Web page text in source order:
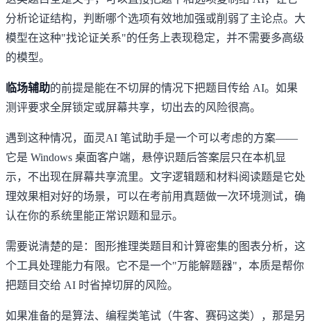
分析论证结构，判断哪个选项有效地加强或削弱了主论点。大
模型在这种"找论证关系"的任务上表现稳定，并不需要多高级
的模型。
临场辅助的前提是能在不切屏的情况下把题目传给 AI。如果
测评要求全屏锁定或屏幕共享，切出去的风险很高。
遇到这种情况， 面灵AI 笔试助手是一个可以考虑的方案——
它是 Windows 桌面客户端，悬停识题后答案层只在本机显
示，不出现在屏幕共享流里。文字逻辑题和材料阅读题是它处
理效果相对好的场景，可以在考前用真题做一次环境测试，确
认在你的系统里能正常识题和显示。
需要说清楚的是：图形推理类题目和计算密集的图表分析，这
个工具处理能力有限。它不是一个"万能解题器"，本质是帮你
把题目交给 AI 时省掉切屏的风险。
如果准备的是算法、编程类笔试（牛客、赛码这类），那是另